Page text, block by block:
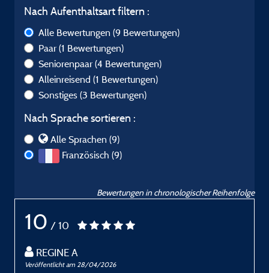
Nach Aufenthaltsart filtern :
Alle Bewertungen (9 Bewertungen)
Paar (1 Bewertungen)
Seniorenpaar (4 Bewertungen)
Alleinreisend (1 Bewertungen)
Sonstiges (3 Bewertungen)
Nach Sprache sortieren :
Alle Sprachen (9)
Französisch (9)
Bewertungen in chronologischer Reihenfolge
10 / 10
REGINE A
Veröffentlicht am 28/04/2026